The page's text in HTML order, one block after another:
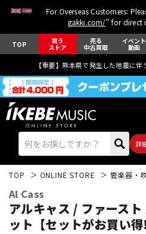
For Overseas Customers:
gakki.com/" for direct
TOP 買う
ストア
売る
中古買取
イベント
動画
【重要】熊本県で発生した地震に
詳
TOP ONLINE STORE 管楽器・
Al Cass
アルキャス / ファース
ット【セットがお買い得